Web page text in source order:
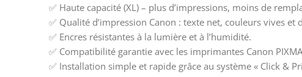
✅ Haute capacité (XL) – plus d’impressions, moins de
✅ Qualité d’impression Canon : texte net, couleurs vives et
✅ Encres résistantes à la lumière et à l’humidité.
✅ Compatibilité garantie avec les imprimantes Canon
✅ Installation simple et rapide grâce au système « Click &